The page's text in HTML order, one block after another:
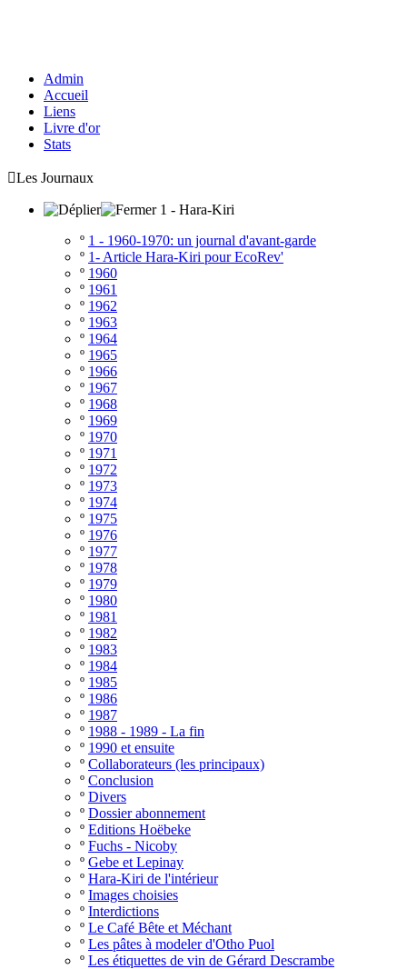
Admin
Accueil
Liens
Livre d'or
Stats
Les Journaux
1 - Hara-Kiri
º 1 - 1960-1970: un journal d'avant-garde
º 1- Article Hara-Kiri pour EcoRev'
º 1960
º 1961
º 1962
º 1963
º 1964
º 1965
º 1966
º 1967
º 1968
º 1969
º 1970
º 1971
º 1972
º 1973
º 1974
º 1975
º 1976
º 1977
º 1978
º 1979
º 1980
º 1981
º 1982
º 1983
º 1984
º 1985
º 1986
º 1987
º 1988 - 1989 - La fin
º 1990 et ensuite
º Collaborateurs (les principaux)
º Conclusion
º Divers
º Dossier abonnement
º Editions Hoëbeke
º Fuchs - Nicoby
º Gebe et Lepinay
º Hara-Kiri de l'intérieur
º Images choisies
º Interdictions
º Le Café Bête et Méchant
º Les pâtes à modeler d'Otho Puol
º Les étiquettes de vin de Gérard Descrambe